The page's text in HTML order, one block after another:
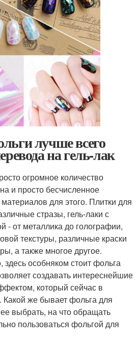
лучше всего
на гель-лак
огромное количество
и просто бесчисленное
для этого. Плитки для
стразы, гель-лаки с
- от металлика до голографии,
текстуры, различные краски
а также многое другое.
особняком стоит фольга
создавать интереснейшие
который сейчас в
же бывает фольга для
выбрать, на что обращать
пользоваться фольгой для